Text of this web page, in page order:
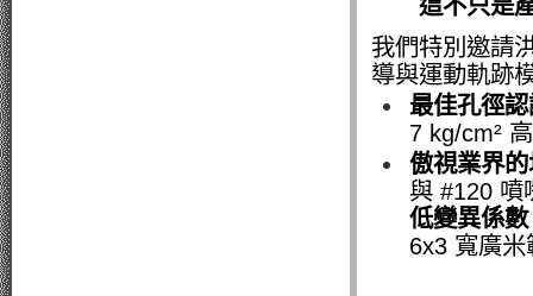
我們特別邀請
導與運動軌跡
最佳孔徑
7 kg/cm²
傲視業界
與 #120 噴
低變異係
6x3 寬廣